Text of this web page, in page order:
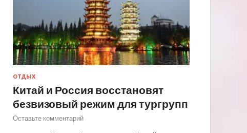
ОТДЫХ
Китай и Россия восстановят
безвизовый режим для тургрупп
Оставьте комментарий